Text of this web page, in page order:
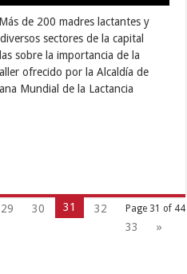
de 200 madres lactantes y
sectores de la capital
sobre la importancia de la
ofrecido por la Alcaldía de
Mundial de la Lactancia
Page 31 of 44
29 30 31
32
33
»